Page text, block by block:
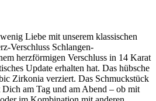
Liebe mit unserem klassischen
Verschluss Schlangen-
herzförmigen Verschluss in 14 Karat
Update erhalten hat. Das hübsche
Zirkonia verziert. Das Schmuckstück
am Tag und am Abend – ob mit